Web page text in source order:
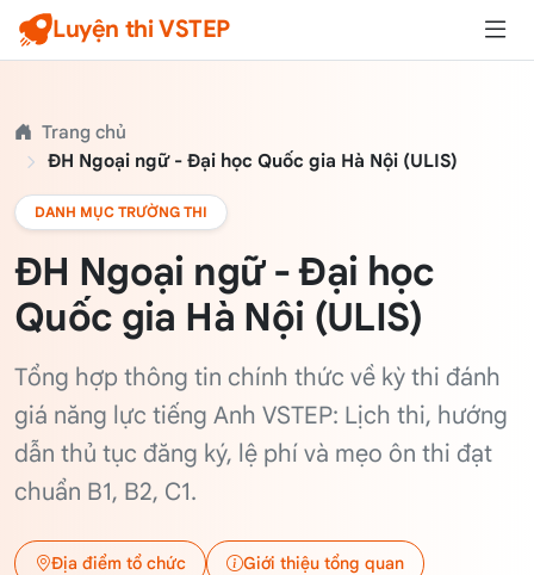
Luyện thi VSTEP
Trang chủ
ĐH Ngoại ngữ - Đại học Quốc gia Hà Nội (ULIS)
DANH MỤC TRƯỜNG THI
ĐH Ngoại ngữ - Đại học
Quốc gia Hà Nội (ULIS)
Tổng hợp thông tin chính thức về kỳ thi đánh
giá năng lực tiếng Anh VSTEP: Lịch thi, hướng
dẫn thủ tục đăng ký, lệ phí và mẹo ôn thi đạt
chuẩn B1, B2, C1.
Địa điểm tổ chức Giới thiệu tổng quan